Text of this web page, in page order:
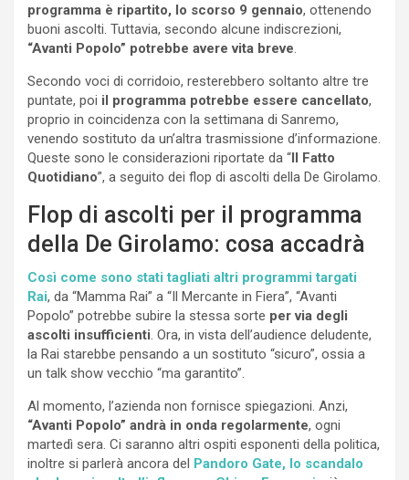
programma è ripartito, lo scorso 9 gennaio, ottenendo
buoni ascolti. Tuttavia, secondo alcune indiscrezioni,
“Avanti Popolo” potrebbe avere vita breve.
Secondo voci di corridoio, resterebbero soltanto altre tre
puntate, poi il programma potrebbe essere cancellato,
proprio in coincidenza con la settimana di Sanremo,
venendo sostituto da un’altra trasmissione d’informazione.
Queste sono le considerazioni riportate da “Il Fatto
Quotidiano”, a seguito dei flop di ascolti della De Girolamo.
Flop di ascolti per il programma
della De Girolamo: cosa accadrà
Così come sono stati tagliati altri programmi targati
Rai, da “Mamma Rai” a “Il Mercante in Fiera”, “Avanti
Popolo” potrebbe subire la stessa sorte per via degli
ascolti insufficienti. Ora, in vista dell’audience deludente,
la Rai starebbe pensando a un sostituto “sicuro”, ossia a
un talk show vecchio “ma garantito”.
Al momento, l’azienda non fornisce spiegazioni. Anzi,
“Avanti Popolo” andrà in onda regolarmente, ogni
martedì sera. Ci saranno altri ospiti esponenti della politica,
inoltre si parlerà ancora del Pandoro Gate, lo scandalo